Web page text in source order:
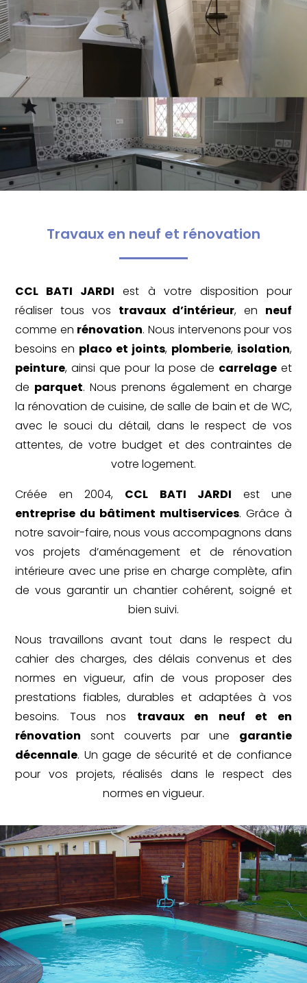
Travaux en neuf et rénovation
CCL BATI JARDI est à votre disposition pour
réaliser tous vos travaux d’intérieur, en neuf
comme en rénovation. Nous intervenons pour vos
besoins en placo et joints, plomberie, isolation,
peinture, ainsi que pour la pose de carrelageet
de parquet. Nous prenons également en charge
la rénovation de cuisine, de salle de bain et de WC,
avec le souci du détail, dans le respect de vos
attentes, de votre budget et des contraintes de
votre logement.
Créée en 2004, CCL BATI JARDI est une
entreprise du bâtiment multiservices. Grâce à
notre savoir-faire, nous vous accompagnons dans
vos projets d’aménagement et de rénovation
intérieure avec une prise en charge complète, afin
de vous garantir un chantier cohérent, soigné et
bien suivi.
Nous travaillons avant tout dans le respect du
cahier des charges, des délais convenus et des
normes en vigueur, afin de vous proposer des
prestations fiables, durables et adaptées à vos
besoins. Tous nos travaux en neuf et en
rénovation sont couverts par une garantie
décennale. Un gage de sécurité et de confiance
pour vos projets, réalisés dans le respect des
normes en vigueur.